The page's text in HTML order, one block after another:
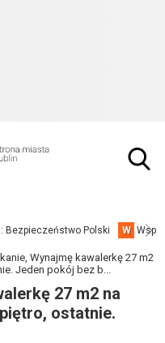
Bezpieczeństwo Polski W
Wynajmę kawalerkę 27 m2
Jeden pokój bez b...
27 m2 na
ostatnie.